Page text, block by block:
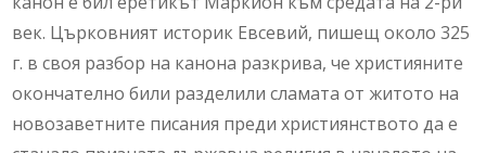
век. Църковният историк Евсевий, пишещ около 325
г. в своя разбор на канона разкрива, че християните
окончателно били разделили сламата от житото на
новозаветните писания преди християнството да е